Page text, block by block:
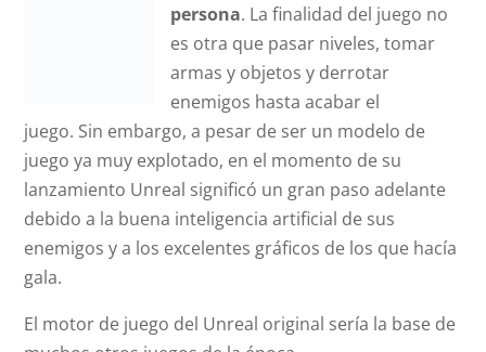
persona. La finalidad del juego no
es otra que pasar niveles, tomar
armas y objetos y derrotar
enemigos hasta acabar el
juego. Sin embargo, a pesar de ser un modelo de
juego ya muy explotado, en el momento de su
lanzamiento Unreal significó un gran paso adelante
debido a la buena inteligencia artificial de sus
enemigos y a los excelentes gráficos de los que hacía
gala.
El motor de juego del Unreal original sería la base de